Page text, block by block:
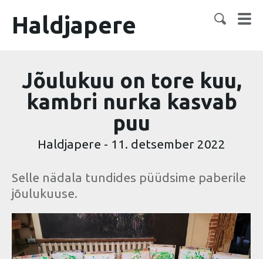
Haldjapere
Jõulukuu on tore kuu,
kambri nurka kasvab
puu
Haldjapere - 11. detsember 2022
Selle nädala tundides püüdsime paberile
jõulukuuse.